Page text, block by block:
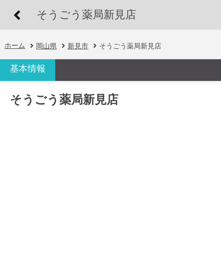
そうごう薬局新見店
ホーム 岡山県 新見市 そうごう薬局新見店
基本情報
そうごう薬局新見店